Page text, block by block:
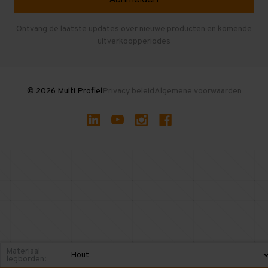
Gebruikte entresolvloeren
Ontvang de laatste updates over nieuwe producten en komende
uitverkoopperiodes
© 2026 Multi ProfielPrivacy beleidAlgemene voorwaarden
Materiaal
legborden: